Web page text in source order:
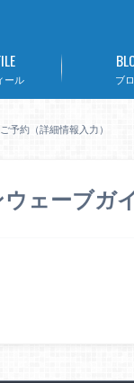
ール ブ
予約（詳細情報入力）
ェーブガ